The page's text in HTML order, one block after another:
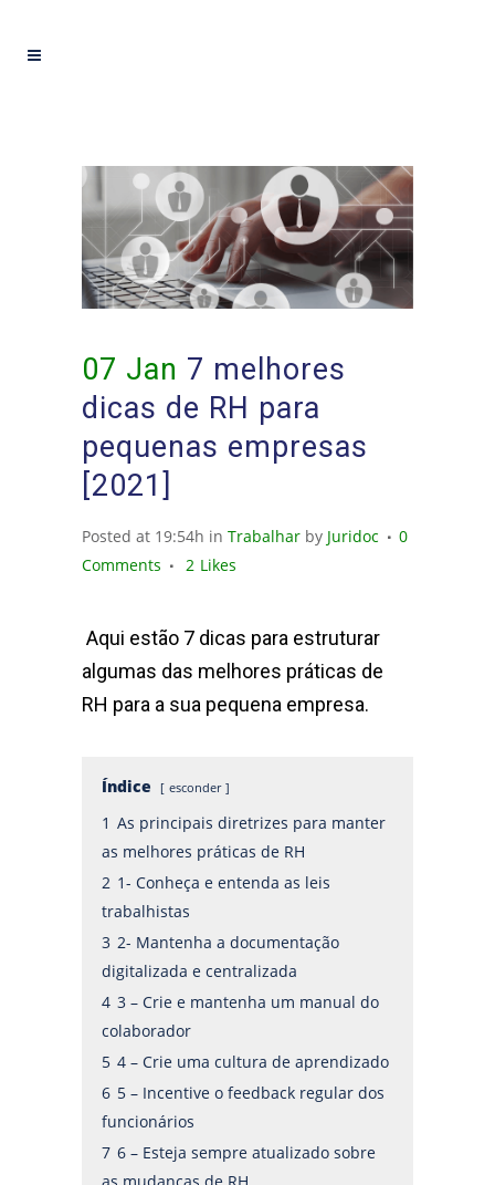
07 Jan 7 melhores
dicas de RH para
pequenas empresas
[2021]
Posted at 19:54h in Trabalhar by Juridoc
0
Comments
2 Likes
Aqui estão 7 dicas para estruturar
algumas das melhores práticas de
RH para a sua pequena empresa.
Índice esconder
1 As principais diretrizes para manter
as melhores práticas de RH
2 1- Conheça e entenda as leis
trabalhistas
3 2- Mantenha a documentação
digitalizada e centralizada
4 3 – Crie e mantenha um manual do
colaborador
5 4 – Crie uma cultura de aprendizado
6 5 – Incentive o feedback regular dos
funcionários
7 6 – Esteja sempre atualizado sobre
as mudanças de RH